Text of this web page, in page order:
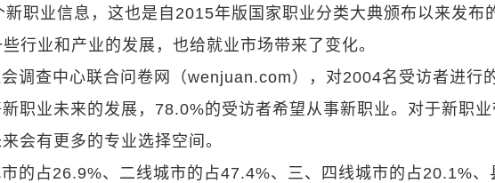
职业信息，这也是自2015年版国家职业分类大典颁布以来发布
行业和产业的发展，也给就业市场带来了变化。
调查中心联合问卷网（wenjuan.com），对2004名受访者进行
职业未来的发展，78.0%的受访者希望从事新职业。对于新职业
会有更多的专业选择空间。
的占26.9%、二线城市的占47.4%、三、四线城市的占20.1%、